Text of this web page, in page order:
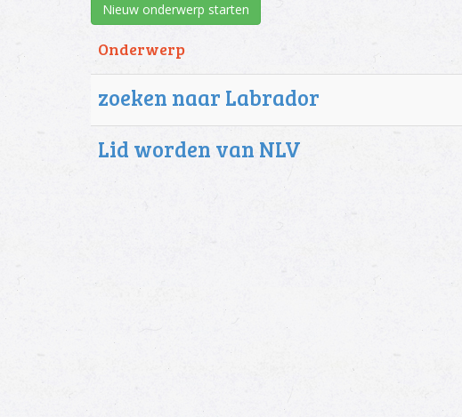
Nieuw onderwerp starten
Onderwerp
zoeken naar Labrador
Lid worden van NLV